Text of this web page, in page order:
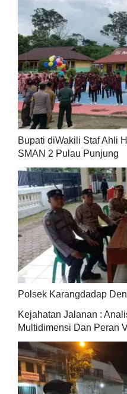
Bupati diWakili Staf Ahli
SMAN 2 Pulau Punjung
Polsek Karangdadap
Kejahatan Jalanan :
Multidimensi Dan Peran